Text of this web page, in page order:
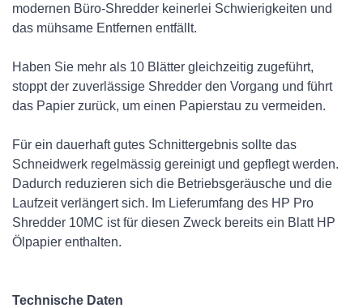
modernen Büro-Shredder keinerlei Schwierigkeiten und
das mühsame Entfernen entfällt.
Haben Sie mehr als 10 Blätter gleichzeitig zugeführt,
stoppt der zuverlässige Shredder den Vorgang und führt
das Papier zurück, um einen Papierstau zu vermeiden.
Für ein dauerhaft gutes Schnittergebnis sollte das
Schneidwerk regelmässig gereinigt und gepflegt werden.
Dadurch reduzieren sich die Betriebsgeräusche und die
Laufzeit verlängert sich. Im Lieferumfang des HP Pro
Shredder 10MC ist für diesen Zweck bereits ein Blatt HP
Ölpapier enthalten.
Technische Daten